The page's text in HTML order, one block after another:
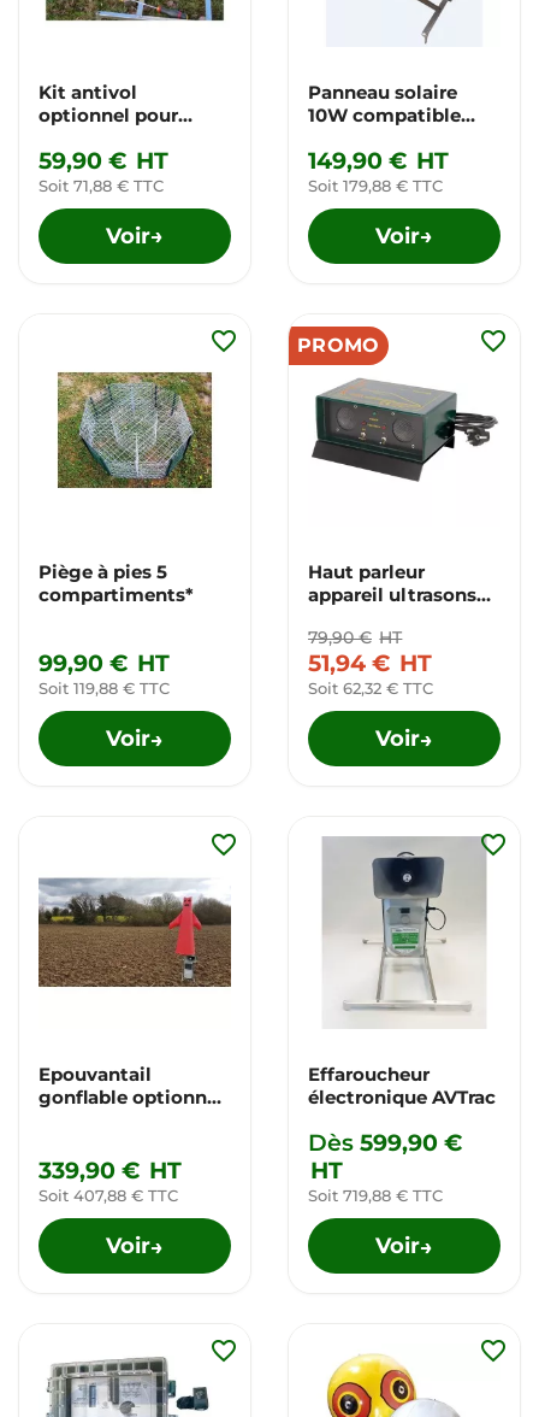
Kit antivol
optionnel pour
59,90 € HT
Soit 71,88 € TTC
Voir→
Panneau solaire
10W compatible
AvTrac
149,90 € HT
Soit 179,88 € TTC
Voir→
Piège à pies 5
compartiments*
99,90 € HT
Soit 119,88 € TTC
Voir→
favorite_border PROMO
Haut parleur
appareil ultrasons
79,90 € HT
51,94 € HT
Soit 62,32 € TTC
Voir→
favorite_border
Epouvantail
gonflable optionnel
339,90 € HT
Soit 407,88 € TTC
Voir→
favorite_border
Effaroucheur
électronique AVTrac
Dès 599,90 €
HT
Soit 719,88 € TTC
Voir→
favorite_border
favorite_border favorite_border